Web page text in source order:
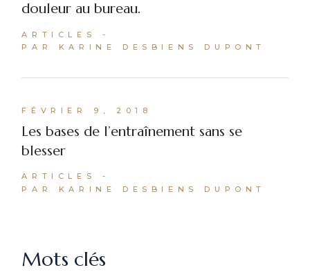
douleur au bureau.
ARTICLES
PAR KARINE DESBIENS DUPONT
FÉVRIER 9, 2018
Les bases de l’entraînement sans se
blesser
ARTICLES
PAR KARINE DESBIENS DUPONT
Mots clés